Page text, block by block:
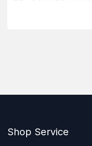
Shop Service